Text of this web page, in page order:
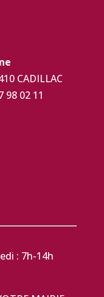
CADILLAC
98 02 11
: 7h-14h